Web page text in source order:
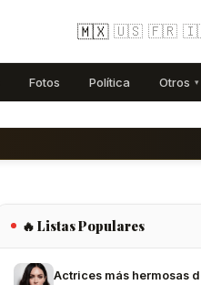
🇲🇽 🇺🇸 🇫🇷
Fotos Política Otros ▾
🔥 Listas Populares
Actrices más hermosas de